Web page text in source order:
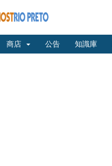
商店 公告 知識庫